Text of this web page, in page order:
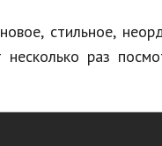
стильное,
раз